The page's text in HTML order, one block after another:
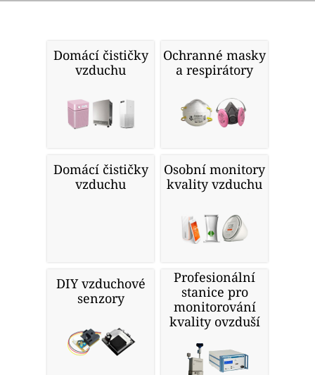
Domácí čističky
vzduchu
Ochranné masky
a respirátory
Domácí čističky
vzduchu
Osobní monitory
kvality vzduchu
DIY vzduchové
senzory
Profesionální
stanice pro
monitorování
kvality ovzduší